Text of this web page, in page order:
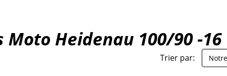
Heidenau 100/90 -16
Trier par: